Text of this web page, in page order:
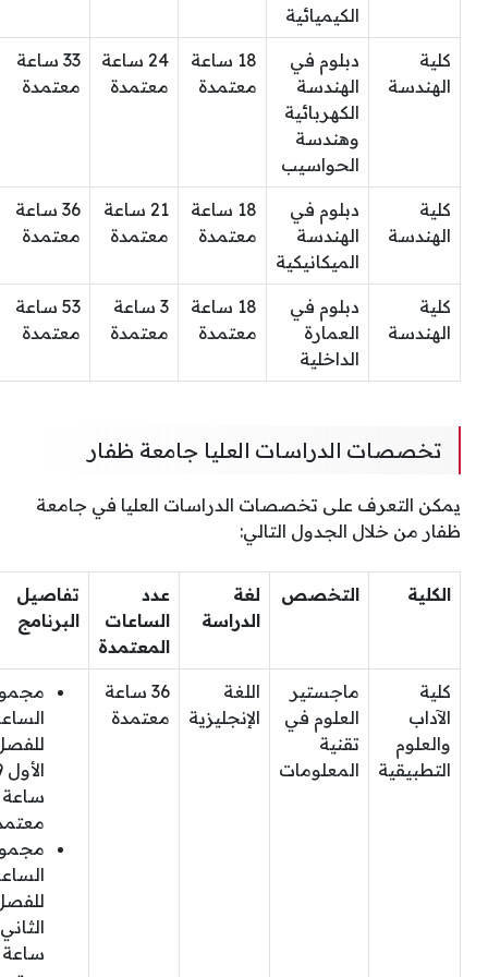
الكيميائية
كلية
الهندسة
دبلوم في
الهندسة
الكهربائية
وهندسة
الحواسيب
18 ساعة
معتمدة
24 ساعة
معتمدة
33 ساعة
معتمدة
كلية
الهندسة
دبلوم في
الهندسة
الميكانيكية
18 ساعة
معتمدة
21 ساعة
معتمدة
36 ساعة
معتمدة
كلية
الهندسة
دبلوم في
العمارة
الداخلية
18 ساعة
معتمدة
3 ساعة
معتمدة
53 ساعة
معتمدة
تخصصات الدراسات العليا جامعة ظفار
يمكن التعرف على تخصصات الدراسات العليا في جامعة
ظفار من خلال الجدول التالي:
الكلية التخصص
لغة
الدراسة
عدد
الساعات
المعتمدة
تفاصيل
البرنامج
كلية
الآداب
والعلوم
التطبيقية
ماجستير
العلوم في
تقنية
المعلومات
اللغة
الإنجليزية
36 ساعة
معتمدة
ساعة
ساعة